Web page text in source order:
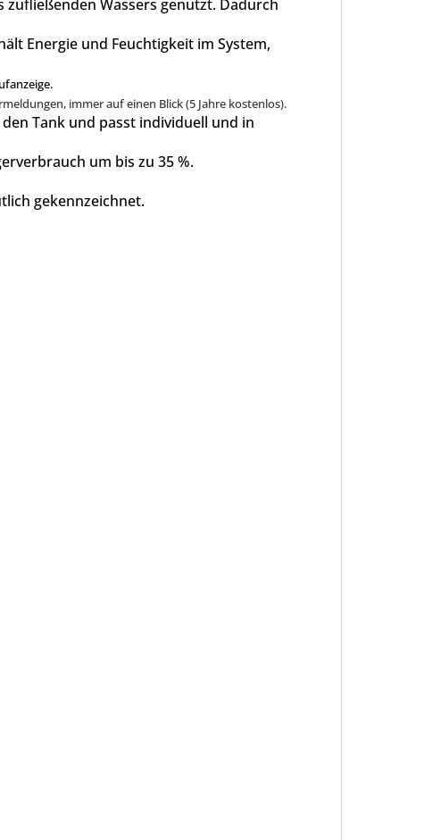
zufließenden Wassers genutzt. Dadurch
Energie und Feuchtigkeit im System,
immer auf einen Blick (5 Jahre kostenlos).
Tank und passt individuell und in
um bis zu 35 %.
gekennzeichnet.